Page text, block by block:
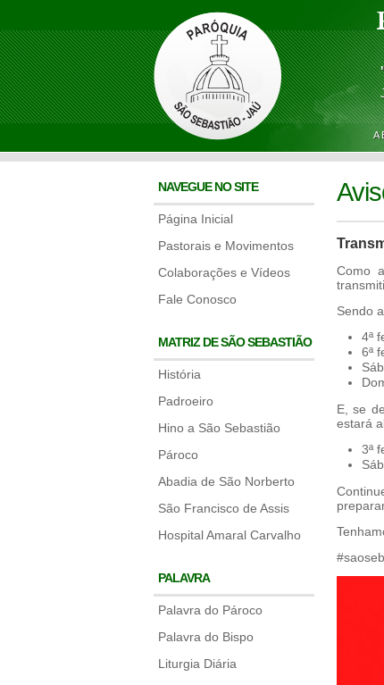
A
NAVEGUE NO SITE
Página Inicial
Pastorais e Movimentos
Colaborações e Vídeos
Fale Conosco
MATRIZ DE SÃO SEBASTIÃO
História
Padroeiro
Hino a São Sebastião
Pároco
Abadia de São Norberto
São Francisco de Assis
Hospital Amaral Carvalho
PALAVRA
Palavra do Pároco
Palavra do Bispo
Liturgia Diária
Como
Sendo
4ª
6ª
E, se
estará
3ª